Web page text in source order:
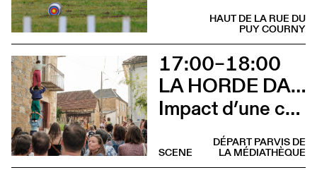
HAUT DE LA RUE DU
PUY COURNY
17:00–18:00
LA HORDE DANS LES PAVÉS
Impact d’une course [Aurillac] X Stadium
DÉPART PARVIS DE
LA MÉDIATHÈQUE
SCENE